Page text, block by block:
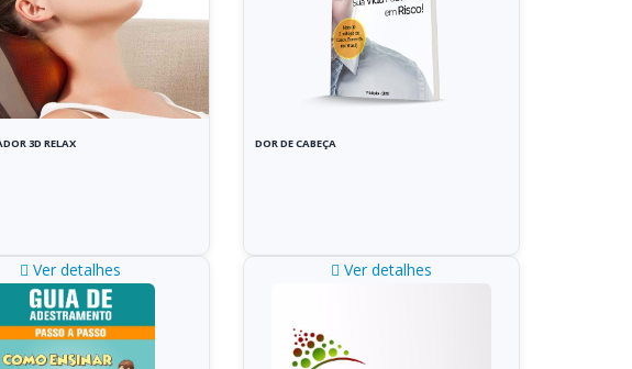
3D RELAX DOR DE CABEÇA
Ver detalhes Ver detalhes